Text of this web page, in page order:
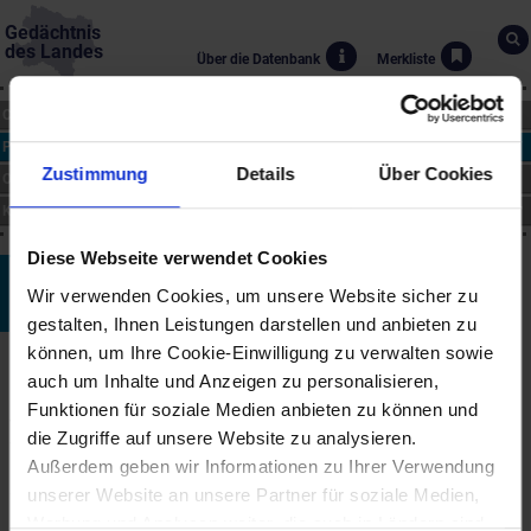
Zustimmung Details Über Cookies
Diese Webseite verwendet Cookies
Wir verwenden Cookies, um unsere Website sicher zu
gestalten, Ihnen Leistungen darstellen und anbieten zu
können, um Ihre Cookie-Einwilligung zu verwalten sowie
auch um Inhalte und Anzeigen zu personalisieren,
Funktionen für soziale Medien anbieten zu können und
die Zugriffe auf unsere Website zu analysieren.
Außerdem geben wir Informationen zu Ihrer Verwendung
unserer Website an unsere Partner für soziale Medien,
Gedächtnis
des Landes
Über die Datenbank Merkliste
PERSONEN
KUNST
Franz Anton Maurer
*~1777 bis †19.4.1803
Biographie
Der jung verstorbene Komponist zählte zu den
vielversprechendsten musikalischen Talenten seiner Zeit. Er
wurde im Raum St. Pölten geboren und kam als Knabe in das
Haus des Barons van Swieten in Wien, der sich sehr um ihn
annahm und ihm Elementarunterricht sowie Musik- und